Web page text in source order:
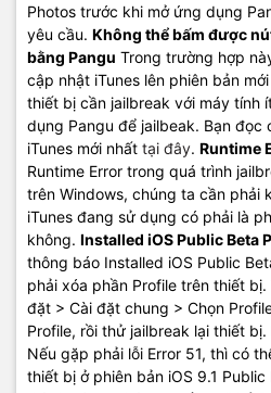
Photos trước khi mở ứng dụng
yêu cầu. Không thể bấm được
bằng Pangu Trong trường hợp
cập nhật iTunes lên phiên bản
thiết bị cần jailbreak với máy tính
dụng Pangu để jailbeak. Bạn đọc
iTunes mới nhất tại đây. Runtime
Runtime Error trong quá trình
trên Windows, chúng ta cần phải
iTunes đang sử dụng có phải là
không. Installed iOS Public Beta
thông báo Installed iOS Public
phải xóa phần Profile trên thiết
đặt > Cài đặt chung > Chọn
Profile, rồi thử jailbreak lại thiết bị.
Nếu gặp phải lỗi Error 51, thì có
thiết bị ở phiên bản iOS 9.1